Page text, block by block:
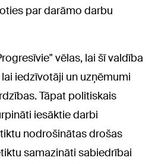
par darāmo darbu
vēlas, lai šī valdība
iedzīvotāji un uzņēmumi
Tāpat politiskais
iesāktie darbi
nodrošinātas drošas
samazināti sabiedrībai